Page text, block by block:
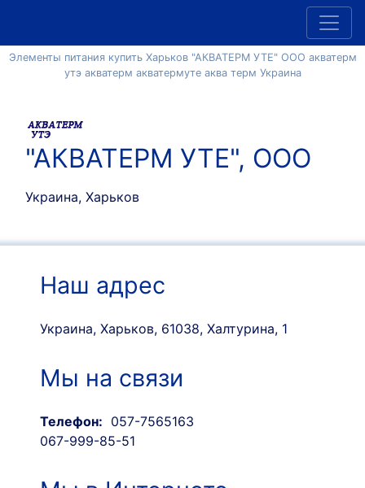
Элементы питания купить Харьков "АКВАТЕРМ УТЕ" ООО акватерм
утэ акватерм акватермуте аква терм Украина
"АКВАТЕРМ УТЕ", ООО
Украина, Харьков
Наш адрес
Украина, Харьков, 61038, Халтурина, 1
Мы на связи
Телефон: 057-7565163
067-999-85-51